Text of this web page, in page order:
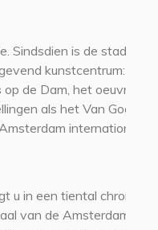
Sindsdien is de stad
kunstcentrum: de
de Dam, het oeuvre
als het Van Gogh
internationaal
u in een tiental
van de Amsterdamse